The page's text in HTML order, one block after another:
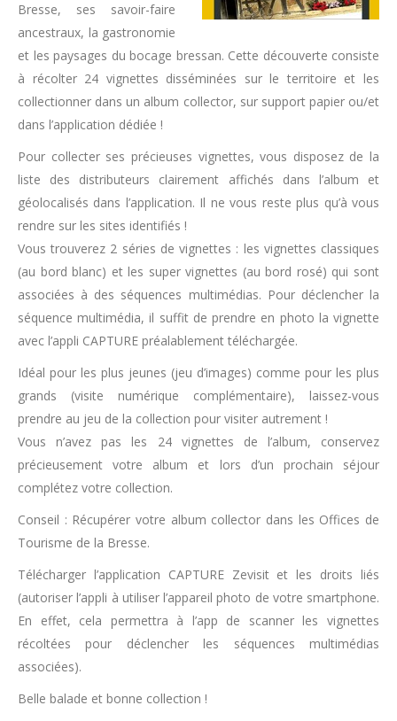
Bresse, ses savoir-faire
ancestraux, la gastronomie
et les paysages du bocage bressan. Cette découverte consiste
à récolter 24 vignettes disséminées sur le territoire et les
collectionner dans un album collector, sur support papier ou/et
dans l’application dédiée !
Pour collecter ses précieuses vignettes, vous disposez de la
liste des distributeurs clairement affichés dans l’album et
géolocalisés dans l’application. Il ne vous reste plus qu’à vous
rendre sur les sites identifiés !
Vous trouverez 2 séries de vignettes : les vignettes classiques
(au bord blanc) et les super vignettes (au bord rosé) qui sont
associées à des séquences multimédias. Pour déclencher la
séquence multimédia, il suffit de prendre en photo la vignette
avec l’appli CAPTURE préalablement téléchargée.
Idéal pour les plus jeunes (jeu d’images) comme pour les plus
grands (visite numérique complémentaire), laissez-vous
prendre au jeu de la collection pour visiter autrement !
Vous n’avez pas les 24 vignettes de l’album, conservez
précieusement votre album et lors d’un prochain séjour
complétez votre collection.
Conseil : Récupérer votre album collector dans les Offices de
Tourisme de la Bresse.
Télécharger l’application CAPTURE Zevisit et les droits liés
(autoriser l’appli à utiliser l’appareil photo de votre smartphone.
En effet, cela permettra à l’app de scanner les vignettes
récoltées pour déclencher les séquences multimédias
associées).
Belle balade et bonne collection !